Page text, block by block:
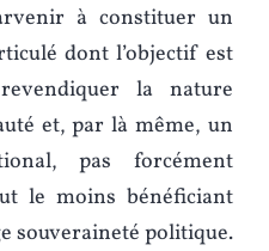
à constituer un
dont l’objectif est
la nature
et, par là même, un
pas forcément
le moins bénéficiant
souveraineté politique.